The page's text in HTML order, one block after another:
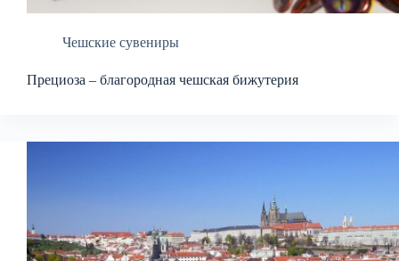
Чешские сувениры
Прециоза – благородная чешская бижутерия